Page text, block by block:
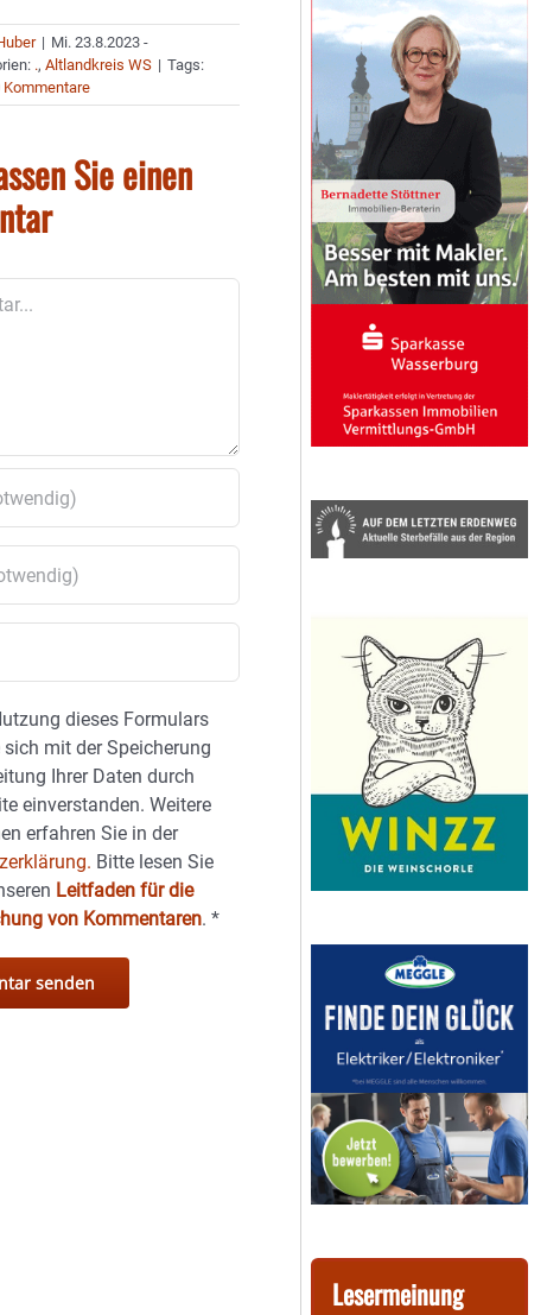
| Mi. 23.8.2023 -
.,Altlandkreis WS | Tags:
Kommentare
Sie einen
dieses Formulars
sich mit der Speicherung
Ihrer Daten durch
einverstanden. Weitere
erfahren Sie in der
Bitte lesen Sie
Leitfaden für die
von Kommentaren.*
Lesermeinung